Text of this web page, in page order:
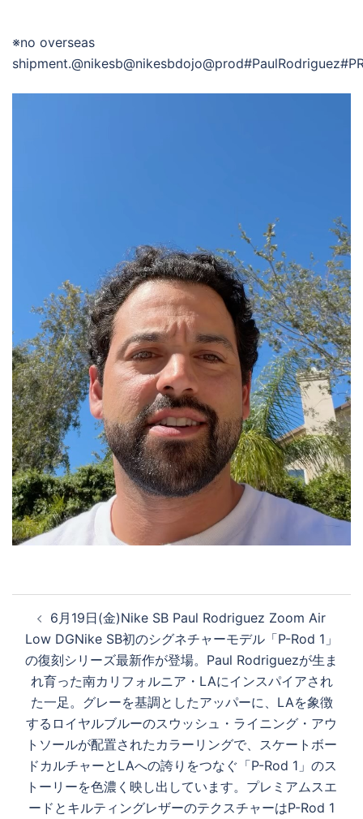
※no overseas
ナ
ビ
ー
シ
ョ
ン
6月19日(金)Nike SB Paul Rodriguez Zoom Air
Low DGNike SB初のシグネチャーモデル「P-Rod 1」
の復刻シリーズ最新作が登場。Paul Rodriguezが生ま
れ育った南カリフォルニア・LAにインスパイアされ
た一足。グレーを基調としたアッパーに、LAを象徴
するロイヤルブルーのスウッシュ・ライニング・アウ
トソールが配置されたカラーリングで、スケートボー
ドカルチャーとLAへの誇りをつなぐ「P-Rod 1」のス
トーリーを色濃く映し出しています。プレミアムスエ
ードとキルティングレザーのテクスチャーはP-Rod 1